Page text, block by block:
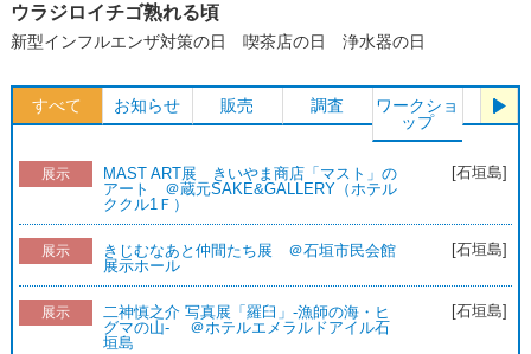
ウラジロイチゴ熟れる頃
新型インフルエンザ対策の日 喫茶店の日 浄水器の日
すべて お知らせ 販売 調査
ワークショ
ップ
体験
展示
MAST ART展 きいやま商店「マスト」の
アート ＠蔵元SAKE&GALLERY（ホテル
ククル1Ｆ）
[石垣島]
展示
きじむなあと仲間たち展 ＠石垣市民会館
展示ホール
[石垣島]
展示
二神慎之介 写真展「羅臼」-漁師の海・ヒ
グマの山- ＠ホテルエメラルドアイル石
垣島
[石垣島]